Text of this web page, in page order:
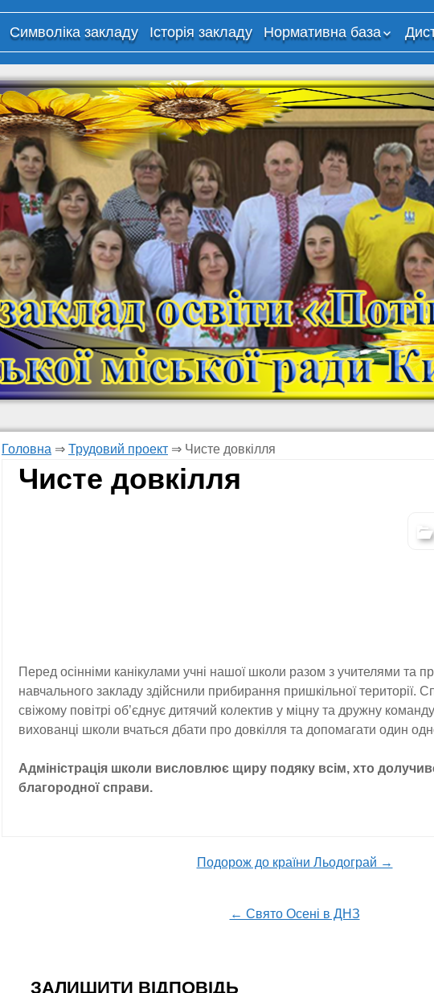
Символіка закладу Історія закладу
Нормативна база
Головна ⇒ Трудовий проект ⇒ Чисте довкілля
Чисте довкілля
Перед осінніми канікулами учні нашої школи разом з учителями та
навчального закладу здійснили прибирання пришкільної території.
свіжому повітрі об’єднує дитячий колектив у міцну та дружну
вихованці школи вчаться дбати про довкілля та допомагати один
Адміністрація школи висловлює щиру подяку всім, хто
благородної справи.
Подорож до країни Льодограй →
← Свято Осені в ДНЗ
ЗАЛИШИТИ ВІДПОВІДЬ